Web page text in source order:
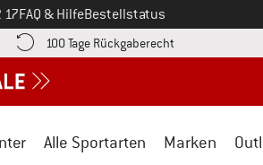
17FAQ & HilfeBestellstatus
sich in einer Infobox
100 Tage Rückgaberecht Gehe hier zu
Alle Sportarten Marken